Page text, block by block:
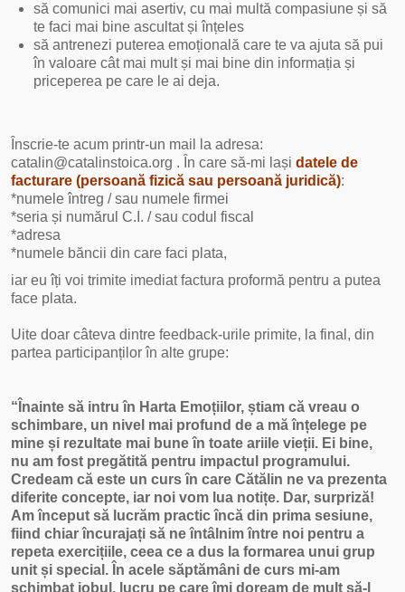
să comunici mai asertiv, cu mai multă compasiune și să
te faci mai bine ascultat și înțeles
să antrenezi puterea emoțională care te va ajuta să pui
în valoare cât mai mult și mai bine din informația și
priceperea pe care le ai deja.
Înscrie-te acum printr-un mail la adresa:
catalin@catalinstoica.org . În care să-mi lașidatele de
facturare (persoană fizică sau persoană juridică):
*numele întreg / sau numele firmei
*seria și numărul C.I. / sau codul fiscal
*adresa
*numele băncii din care faci plata,
iar eu îți voi trimite imediat factura proformă pentru a putea
face plata.
Uite doar câteva dintre feedback-urile primite, la final, din
partea participanților în alte grupe:
“Înainte să intru în Harta Emoțiilor, știam că vreau o
schimbare, un nivel mai profund de a mă înțelege pe
mine și rezultate mai bune în toate ariile vieții. Ei bine,
nu am fost pregătită pentru impactul programului.
Credeam că este un curs în care Cătălin ne va prezenta
diferite concepte, iar noi vom lua notițe. Dar, surpriză!
Am început să lucrăm practic încă din prima sesiune,
fiind chiar încurajați să ne întâlnim între noi pentru a
repeta exercițiile, ceea ce a dus la formarea unui grup
unit și special. În acele săptămâni de curs mi-am
schimbat jobul, lucru pe care îmi doream de mult să-l